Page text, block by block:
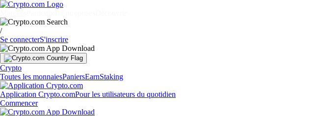
/
Se connecterS'inscrire
Crypto
Toutes les monnaiesPaniersEarnStaking
Application Crypto.comPour les utilisateurs du quotidien
Commencer